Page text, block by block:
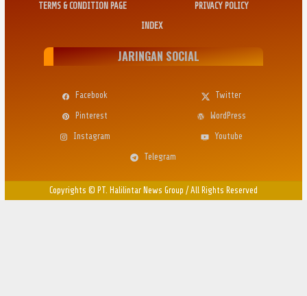
TERMS & CONDITION PAGE
PRIVACY POLICY
INDEX
JARINGAN SOCIAL
Facebook
Twitter
Pinterest
WordPress
Instagram
Youtube
Telegram
Copyrights © PT. Halilintar News Group / All Rights Reserved